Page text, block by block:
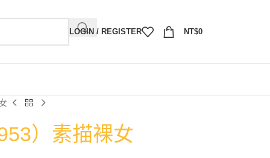
LOGIN / REGISTER NT$0
）素描裸女